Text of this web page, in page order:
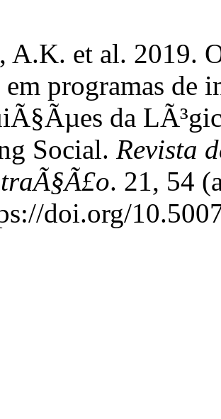
A.K. et al. 2019.
programas de
da
Social. Revista
. 21, 54
doi.org/